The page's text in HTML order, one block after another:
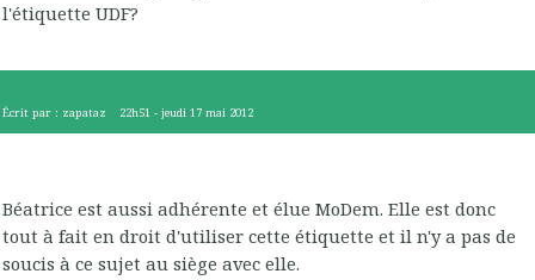
l'étiquette UDF?
Écrit par : zapataz 22h51 -jeudi 17 mai 2012
Béatrice est aussi adhérente et élue MoDem. Elle est donc
tout à fait en droit d'utiliser cette étiquette et il n'y a pas de
soucis à ce sujet au siège avec elle.